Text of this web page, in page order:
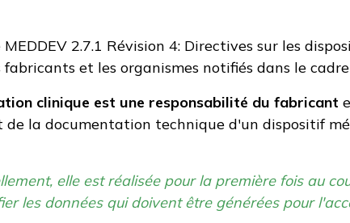
MEDDEV 2.7.1 Révision 4: Directives sur les
fabricants et les organismes notifiés dans le
clinique est une responsabilité du fabricant
de la documentation technique d'un dispositif
elle est réalisée pour la première fois au
les données qui doivent être générées pour